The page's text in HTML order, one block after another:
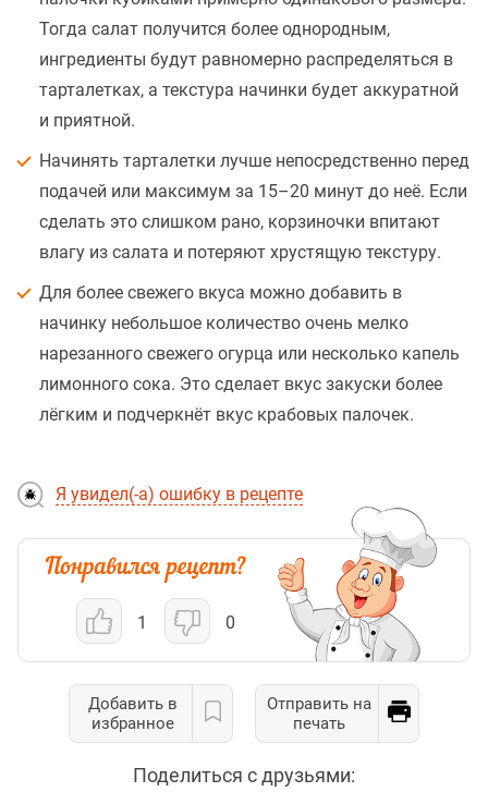
Тогда салат получится более однородным,
ингредиенты будут равномерно распределяться в
тарталетках, а текстура начинки будет аккуратной
и приятной.
Начинять тарталетки лучше непосредственно перед
подачей или максимум за 15–20 минут до неё. Если
сделать это слишком рано, корзиночки впитают
влагу из салата и потеряют хрустящую текстуру.
Для более свежего вкуса можно добавить в
начинку небольшое количество очень мелко
нарезанного свежего огурца или несколько капель
лимонного сока. Это сделает вкус закуски более
лёгким и подчеркнёт вкус крабовых палочек.
Я увидел(-а) ошибку в рецепте
1 0
Добавить в
избранное
Отправить на
печать
Поделиться с друзьями: